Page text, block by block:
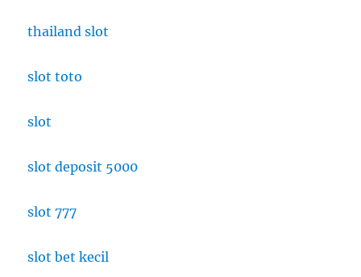
thailand slot
slot toto
slot
slot deposit 5000
slot 777
slot bet kecil